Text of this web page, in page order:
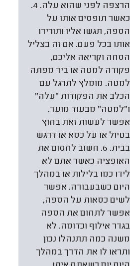
הרצפה לפני שהוא עלה. 4.
כאשר תופסים אותו על
הספה, תגשו אליו ותורידו
אותו בכל פעם. אם זה בצליל
הסחה וקריאה אליכם,
פקודה למטה או ביד מפתה
למטה. מומלץ לתרגל עם
הכלב את הפקודות "עלה"
ו"למטה" מבעוד מועד.
אפשר לעשות זאת בחוץ
בטיול או על כסא או דרגש
בבית. 6. חשוב לחסום את
האופציה כאשר אתם לא
לידו כמו בלילות או במהלך
היום כשבעבודה. אפשר
לשים כסאות על הספה,
אפשר לתחום את הספה
בגדר אילוף וכדומה. לא
משנה כמה תתנהלו נכון
ותראו לו את הדרך במהלך